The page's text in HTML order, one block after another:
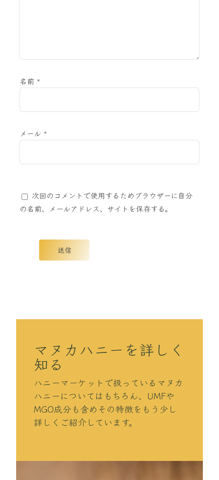
名前 *
メール *
次回のコメントで使用するためブラウザーに自分
の名前、メールアドレス、サイトを保存する。
マヌカハニーを詳しく
知る
ハニーマーケットで扱っているマヌカ
ハニーについてはもちろん、UMFや
MGO成分も含めその特徴をもう少し
詳しくご紹介しています。